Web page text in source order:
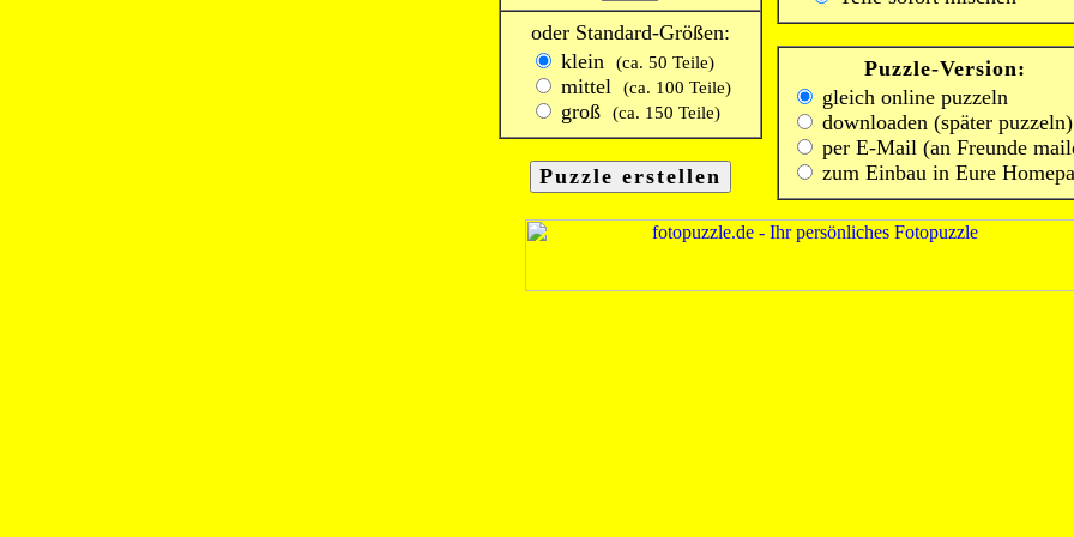
oder Standard-Größen:
klein
(ca. 50 Teile)
mittel (ca. 100 Teile)
groß (ca. 150 Teile)
Puzzle-Version:
gleich online puzzeln
downloaden (später puzzeln)
per E-Mail (an Freunde
zum Einbau in Eure